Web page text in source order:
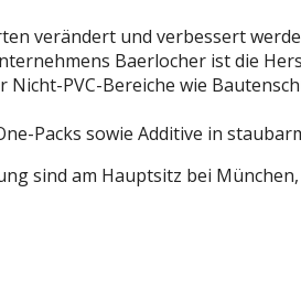
verändert und verbessert
Baerlocher ist die
PVC-Bereiche wie
Packs sowie Additive in
sind am Hauptsitz bei